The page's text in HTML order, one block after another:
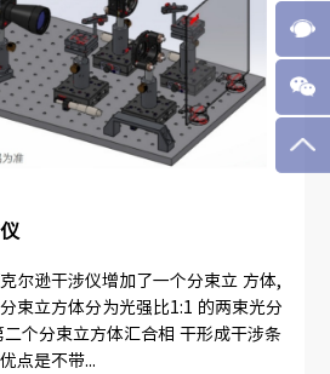
尔逊干涉仪增加了一个分束立 方体,
束立方体分为光强比1:1 的两束光分
个分束立方体汇合相 干形成干涉条
点是不带...